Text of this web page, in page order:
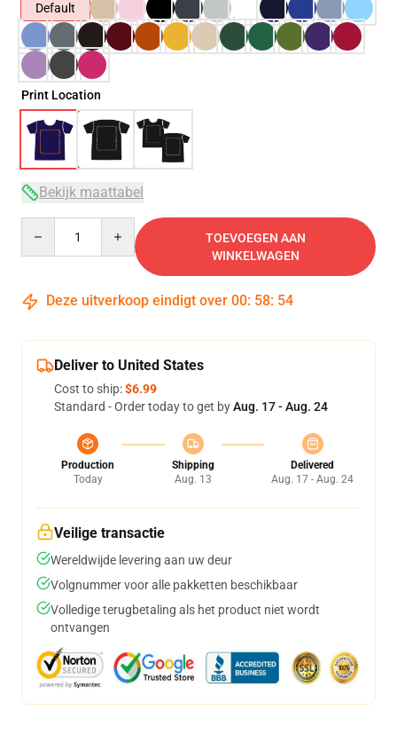
Default
Print Location
Bekijk maattabel
TOEVOEGEN AAN
WINKELWAGEN
Deze uitverkoop eindigt over 00: 58: 53
Deliver to United States
Cost to ship:$6.99
Standard - Order today to get byAug. 17 - Aug. 24
Production
Today
Shipping
Aug. 13
Delivered
Aug. 17 - Aug. 24
Veilige transactie
Wereldwijde levering aan uw deur
Volgnummer voor alle pakketten beschikbaar
Volledige terugbetaling als het product niet wordt
ontvangen